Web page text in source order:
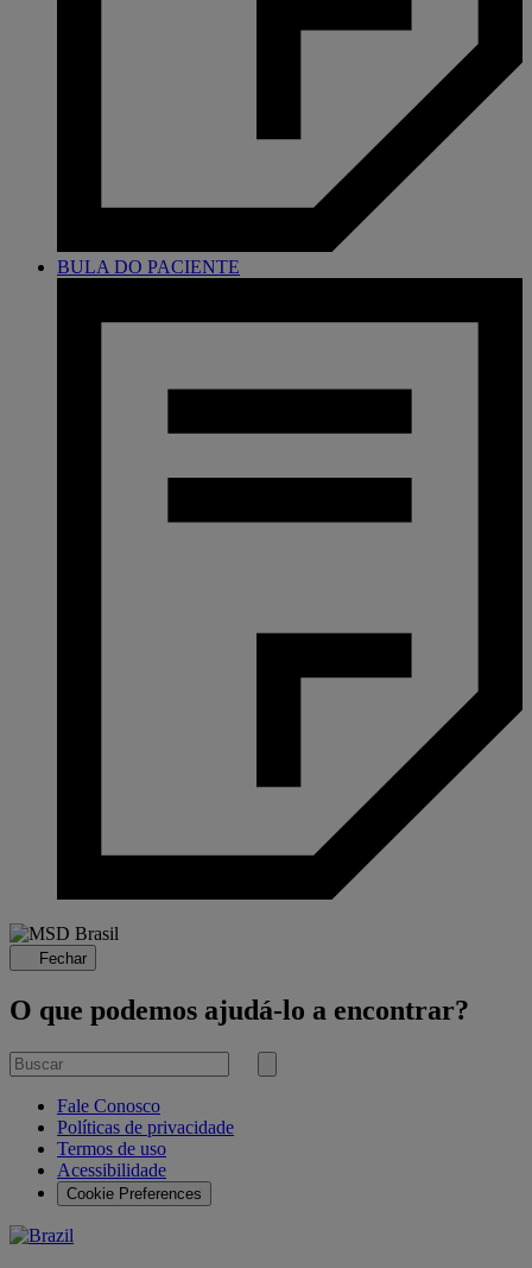
BULA DO PACIENTE
Fechar
O que podemos ajudá-lo a encontrar?
Buscar
por
Submit
Fale Conosco
Políticas de privacidade
Termos de uso
Acessibilidade
Cookie Preferences